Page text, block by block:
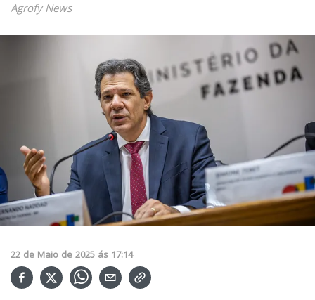
Agrofy News
22 de Maio de 2025 ás 17:14